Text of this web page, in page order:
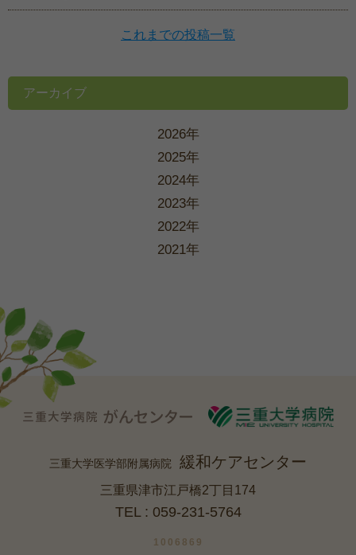
これまでの投稿一覧
アーカイブ
2026年
2025年
2024年
2023年
2022年
2021年
三重大学医学部附属病院 緩和ケアセンター
三重県津市江戸橋2丁目174
TEL : 059-231-5764
1006869